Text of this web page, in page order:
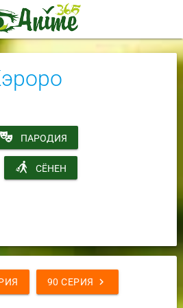
ПАРОДИЯ
СЁНЕН
chevron_right
90 СЕРИЯ